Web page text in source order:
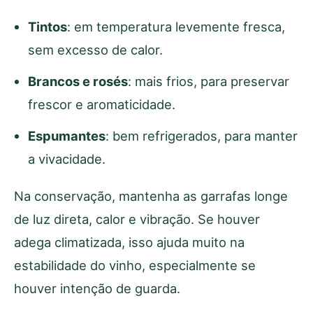
Tintos: em temperatura levemente fresca,
sem excesso de calor.
Brancos e rosés: mais frios, para preservar
frescor e aromaticidade.
Espumantes: bem refrigerados, para manter
a vivacidade.
Na conservação, mantenha as garrafas longe
de luz direta, calor e vibração. Se houver
adega climatizada, isso ajuda muito na
estabilidade do vinho, especialmente se
houver intenção de guarda.